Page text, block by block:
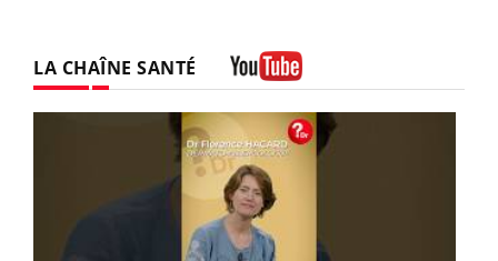
LA CHAÎNE SANTÉ